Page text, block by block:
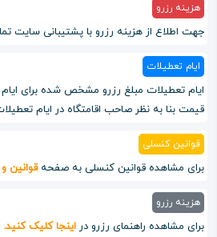
هزینه رزرو
جهت اطلاع از هزینه رزرو با پشتیبانی سایت
ایام تعطیلات
ایام تعطیلات مبلغ رزرو مشخص شده برای
قیمت بنا به نظر صاحب اقامتگاه در ایام
قوانین کنسلی
برای مشاهده قوانین کنسلی به صفحهقوانین
هزینه رزرو
برای مشاهده راهنمای رزرو در اینجا کلیک کنید.